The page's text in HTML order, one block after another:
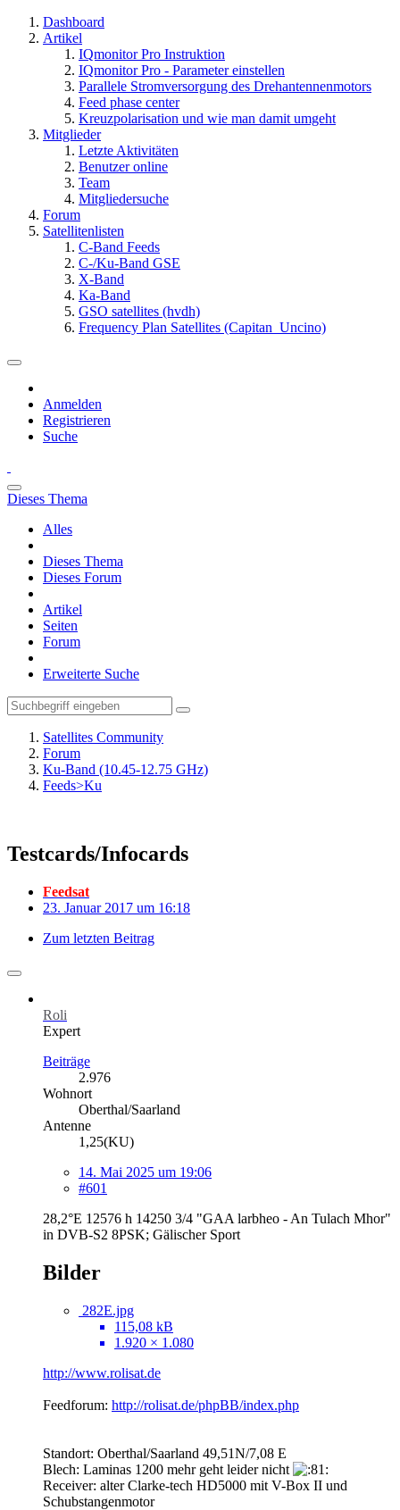
Dashboard
Artikel
IQmonitor Pro Instruktion
IQmonitor Pro - Parameter einstellen
Parallele Stromversorgung des Drehantennenmotors
Feed phase center
Kreuzpolarisation und wie man damit umgeht
Mitglieder
Letzte Aktivitäten
Benutzer online
Team
Mitgliedersuche
Forum
Satellitenlisten
C-Band Feeds
C-/Ku-Band GSE
X-Band
Ka-Band
GSO satellites (hvdh)
Frequency Plan Satellites (Capitan_Uncino)
Anmelden
Registrieren
Suche
Dieses Thema
Alles
Dieses Thema
Dieses Forum
Artikel
Seiten
Forum
Erweiterte Suche
Satellites Community
Forum
Ku-Band (10.45-12.75 GHz)
Feeds>Ku
Testcards/Infocards
Feedsat
23. Januar 2017 um 16:18
Zum letzten Beitrag
Roli
Expert
Beiträge
2.976
Wohnort
Oberthal/Saarland
Antenne
1,25(KU)
14. Mai 2025 um 19:06
#601
28,2°E 12576 h 14250 3/4 "GAA larbheo - An Tulach Mhor"
in DVB-S2 8PSK; Gälischer Sport
Bilder
282E.jpg
115,08 kB
1.920 × 1.080
http://www.rolisat.de
Feedforum: http://rolisat.de/phpBB/index.php
Standort: Oberthal/Saarland 49,51N/7,08 E
Blech: Laminas 1200 mehr geht leider nicht
Receiver: alter Clarke-tech HD5000 mit V-Box II und
Schubstangenmotor